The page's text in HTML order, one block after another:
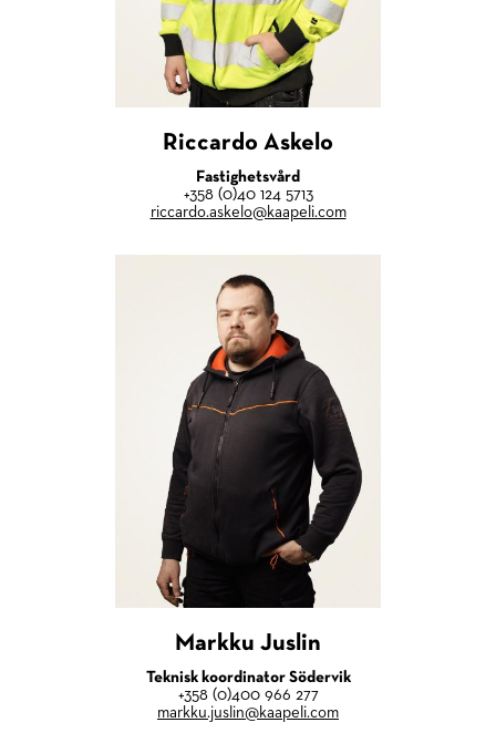
Riccardo Askelo
Fastighetsvård
+358 (0)40 124 5713
riccardo.askelo@kaapeli.com
Markku Juslin
Teknisk koordinator Södervik
+358 (0)400 966 277
markku.juslin@kaapeli.com